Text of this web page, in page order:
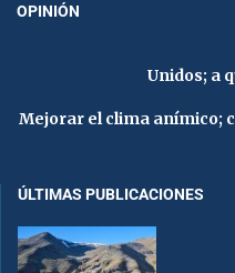
OPINIÓN
Unidos; a
Mejorar el clima anímico;
ÚLTIMAS PUBLICACIONES